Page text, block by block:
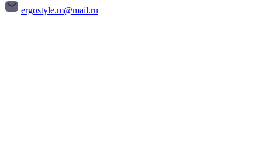
ergostyle.m@mail.ru